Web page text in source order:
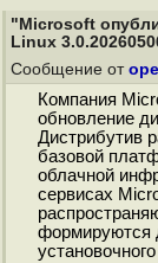
"Microsoft
Linux
Сообщение от
Компания
обновление
Дистрибутив
базовой
облачной
сервисах
формируются